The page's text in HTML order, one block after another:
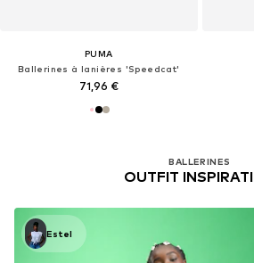
PUMA
Ballerines à lanières 'Speedcat'
71,96 €
BALLERINES
OUTFIT
Estel